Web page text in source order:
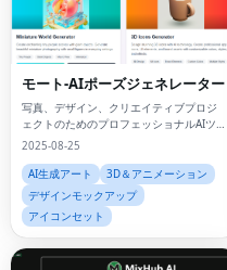
モート-AIポーズジェネレーター
写真、デザイン、クリエイティブプロジ
ェクトのためのプロフェッショナルAIツー
ル
2025-08-25
AI生成アート
3D＆アニメーション
デザインモックアップ
アイコンセット